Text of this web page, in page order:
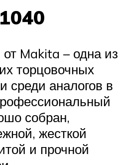
Makita – одна из
торцовочных
среди аналогов в
собран,
жесткой
и прочной